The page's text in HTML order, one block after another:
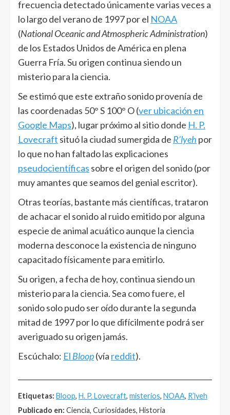
frecuencia detectado únicamente varias veces a
lo largo del verano de 1997 por el NOAA
(National Oceanic and Atmospheric Administration)
de los Estados Unidos de América en plena
Guerra Fría. Su origen continua siendo un
misterio para la ciencia.
Se estimó que este extraño sonido provenía de
las coordenadas 50° S 100° O (ver ubicación en
Google Maps), lugar próximo al sitio donde H. P.
Lovecraft situó la ciudad sumergida de R’lyeh por
lo que no han faltado las explicaciones
pseudocientíficas sobre el origen del sonido (por
muy amantes que seamos del genial escritor).
Otras teorías, bastante más científicas, trataron
de achacar el sonido al ruido emitido por alguna
especie de animal acuático aunque la ciencia
moderna desconoce la existencia de ninguno
capacitado físicamente para emitirlo.
Su origen, a fecha de hoy, continua siendo un
misterio para la ciencia. Sea como fuere, el
sonido solo pudo ser oído durante la segunda
mitad de 1997 por lo que difícilmente podrá ser
averiguado su origen jamás.
Escúchalo: El Bloop(vía reddit).
Etiquetas: Bloop, H. P. Lovecraft, misterios, NOAA, R’lyeh
Publicado en: Ciencia, Curiosidades, Historia